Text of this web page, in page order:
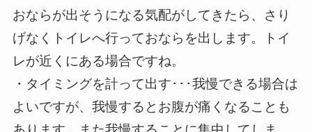
おならが出そうになる気配がしてきたら、さり
げなくトイレへ行っておならを出します。トイ
レが近くにある場合ですね。
・タイミングを計って出す･･･我慢できる場合は
よいですが、我慢するとお腹が痛くなることも